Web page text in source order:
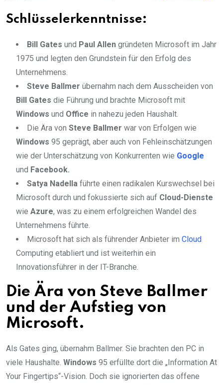
Schlüsselerkenntnisse:
Bill Gates und Paul Allen gründeten Microsoft im Jahr
1975 und legten den Grundstein für den Erfolg des
Unternehmens.
Steve Ballmer übernahm nach dem Ausscheiden von
Bill Gates die Führung und brachte Microsoft mit
Windows und Office in nahezu jeden Haushalt.
Die Ära von Steve Ballmer war von Erfolgen wie
Windows 95 geprägt, aber auch von Fehleinschätzungen
wie der Unterschätzung von Konkurrenten wie Google
und Facebook.
Satya Nadella führte einen radikalen Kurswechsel bei
Microsoft durch und fokussierte sich auf Cloud-Dienste
wie Azure, was zu einem erfolgreichen Wandel des
Unternehmens führte.
Microsoft hat sich als führender Anbieter im Cloud
Computing etabliert und ist weiterhin ein
Innovationsführer in der IT-Branche.
Die Ära von Steve Ballmer
und der Aufstieg von
Microsoft.
Als Gates ging, übernahm Ballmer. Sie brachten den PC in
viele Haushalte. Windows 95 erfüllte dort die „Information At
Your Fingertips“-Vision. Doch sie ignorierten das offene